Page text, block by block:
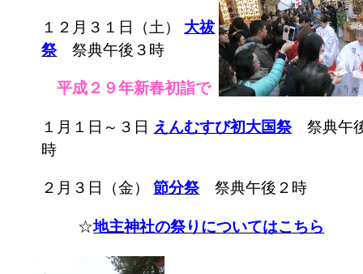
１２月３１日（土） 大祓
祭祭典午後３時
平成２９年新春初詣で
１月１日～３日 えんむすび初大国祭祭典午
時
２月３日（金）節分祭祭典午後２時
☆地主神社の祭りについてはこちら